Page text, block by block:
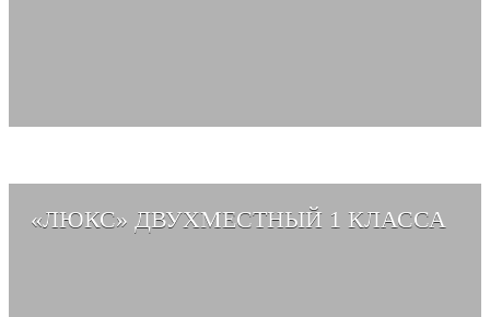
«ЛЮКС» ДВУХМЕСТНЫЙ 1 КЛАССА